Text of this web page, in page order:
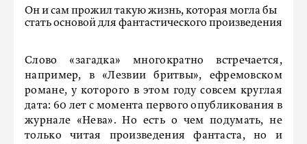
Он и сам прожил такую жизнь, которая могла бы
стать основой для фантастического произведения
Слово «загадка» многократно встречается,
например, в «Лезвии бритвы», ефремовском
романе, у которого в этом году совсем круглая
дата: 60 лет с момента первого опубликования в
журнале «Нева». Но есть о чем подумать, не
только читая произведения фантаста, но и